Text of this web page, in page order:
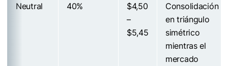
Neutral 40%
$4,50
–
$5,45
Consolidación
en triángulo
simétrico
mientras el
mercado